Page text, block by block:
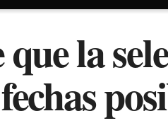
la